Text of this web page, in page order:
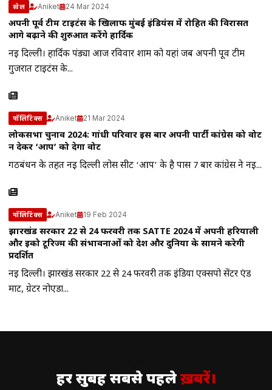
खेल Aniket 24 Mar 2024
अपनी पूर्व टीम टाइटंस के खिलाफ मुंबई इंडियंस में रोहित की विरासत
आगे बढ़ाने की शुरुआत करेंगे हार्दिक
नई दिल्ली। हार्दिक पंड्या आज रविवार शाम को यहां जब अपनी पूर्व टीम
गुजरात टाइटंस के...
पॉलिटिक्स Aniket 21 Mar 2024
लोकसभा चुनाव 2024: गांधी परिवार इस बार अपनी पार्टी कांग्रेस को वोट
न देकर ‘आप’ को देगा वोट
गठबंधन के तहत नई दिल्ली लोस सीट ‘आप’ के है पास 7 बार कांग्रेस ने नई...
पॉलिटिक्स Aniket 19 Feb 2024
झारखंड सरकार 22 से 24 फरवरी तक SATTE 2024 में अपनी हरियाली
और इको टूरिज्म की संभावनाओं को देश और दुनिया के सामने करेगी
प्रदर्शित
नई दिल्ली। झारखंड सरकार 22 से 24 फरवरी तक इंडिया एक्सपो सेंटर एंड
मार्ट, ग्रेटर नोएडा...
हर सुबह सबसे पहलेख़बरें।